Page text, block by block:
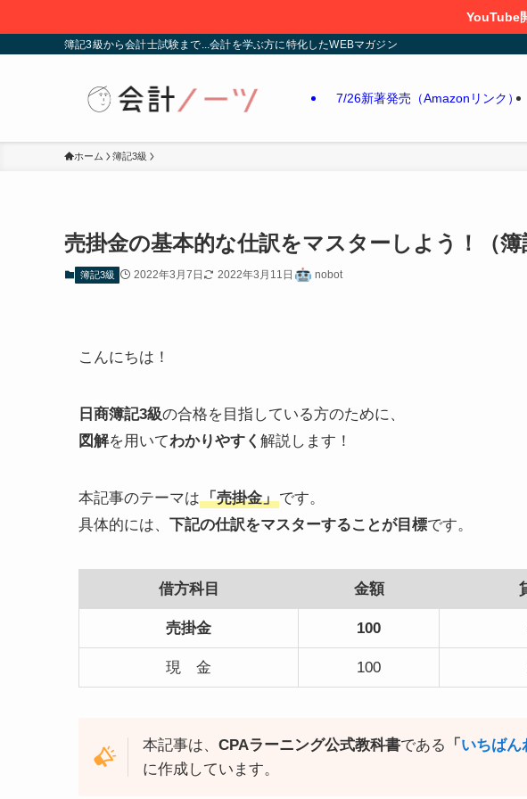
YouTube
簿記3級から会計士試験まで...会計を学ぶ方に特化したWEBマガジン
7/26新著発売（Amazonリンク）
ホーム 簿記3級
売掛金の基本的な仕訳をマスターしよう！（簿
簿記3級 2022年3月7日 2022年3月11日 nobot
こんにちは！
日商簿記3級の合格を目指している方のために、
図解を用いてわかりやすく 解説します！
本記事のテーマは「売掛金」です。
具体的には、 下記の仕訳をマスターすることが目標です。
借方科目 金額
売掛金 100
現 金 100
本記事は、CPAラーニング公式教科書である 「 いちばん
に作成しています。